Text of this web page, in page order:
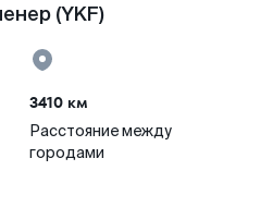
(YKF)
3410 км
Расстояние между
городами